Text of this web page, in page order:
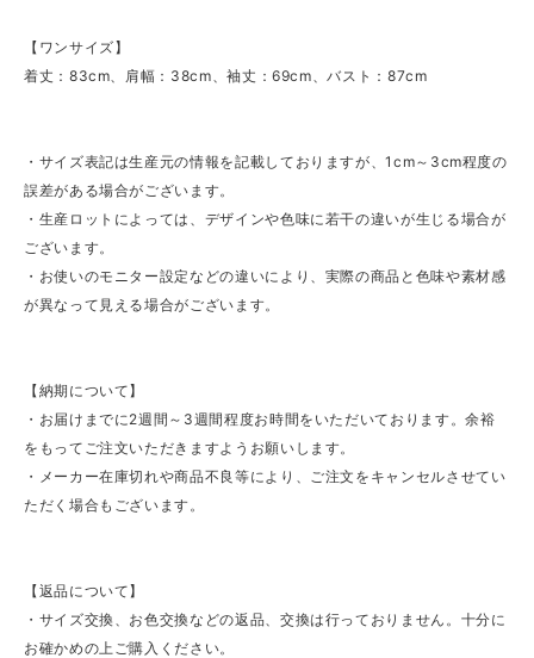
【ワンサイズ】
着丈：83cm、肩幅：38cm、袖丈：69cm、バスト：87cm
・サイズ表記は生産元の情報を記載しておりますが、1cm～3cm程度の
誤差がある場合がございます。
・生産ロットによっては、デザインや色味に若干の違いが生じる場合が
ございます。
・お使いのモニター設定などの違いにより、実際の商品と色味や素材感
が異なって見える場合がございます。
【納期について】
・お届けまでに2週間～3週間程度お時間をいただいております。余裕
をもってご注文いただきますようお願いします。
・メーカー在庫切れや商品不良等により、ご注文をキャンセルさせてい
ただく場合もございます。
【返品について】
・サイズ交換、お色交換などの返品、交換は行っておりません。十分に
お確かめの上ご購入ください。